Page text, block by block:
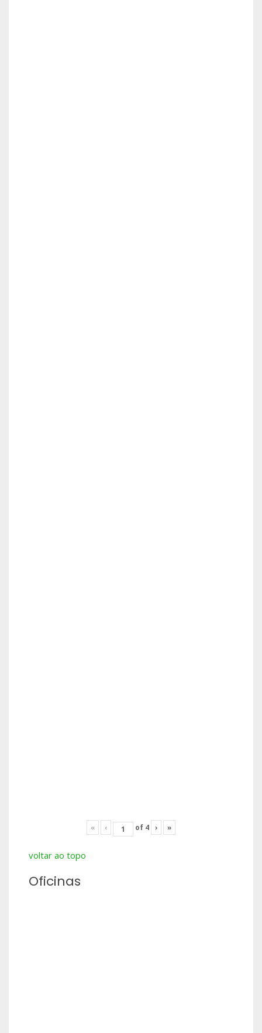
« ‹ of 4 › »
voltar ao topo
Oficinas